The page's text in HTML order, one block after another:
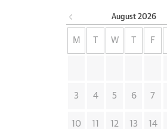
August 2026
M W F
3 4 5 6 7
10 11 12 13 14